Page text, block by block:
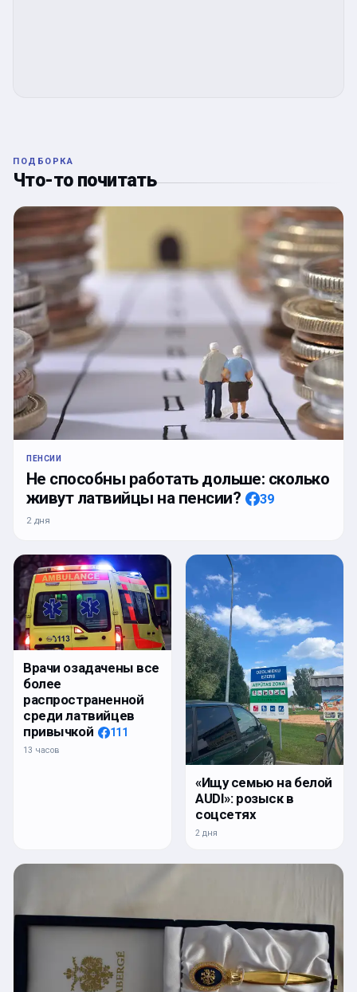
ПОДБОРКА
Что-то почитать
ПЕНСИИ
Не способны работать дольше: сколько
живут латвийцы на пенсии?
39
2 дня
Врачи озадачены все
более
распространенной
среди латвийцев
привычкой
111
13 часов
«Ищу семью на белой
AUDI»: розыск в
соцсетях
2 дня